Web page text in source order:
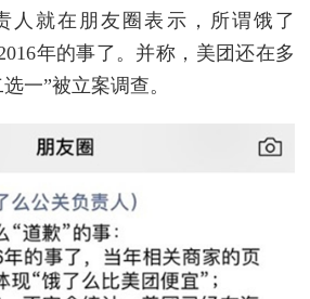
人就在朋友圈表示，所谓饿了
年的事了。并称，美团还在多
一”被立案调查。